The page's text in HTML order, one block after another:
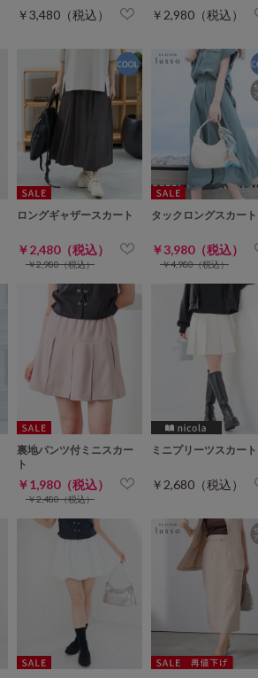
￥3,480（税込） ￥2,980（税込）
ロングギャザースカート
￥2,480（税込）
￥2,980（税込）
タックロングスカート
￥3,980（税込）
￥4,980（税込）
裏地パンツ付ミニスカー
ト
￥1,980（税込）
￥2,480（税込）
ミニプリーツスカート
￥2,680（税込）